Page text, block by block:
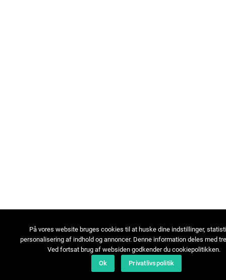
På vores website bruges cookies til at huske dine indstillinger,
personalisering af indhold og annoncer. Denne information deles med
Ved fortsat brug af websiden godkender du cookiepolitikken.
Ok
Privatlivspolitik